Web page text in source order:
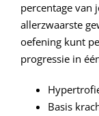
percentage van
allerzwaarste
oefening kunt
progressie in
Basis